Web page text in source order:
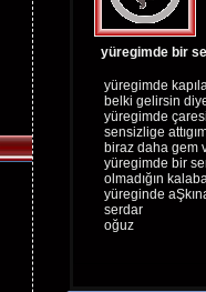
yüregimde bir
yüregimde
belki gelirsin
yüregimde
sensizlige
biraz daha gem
yüregimde bir
olmadığın
yüreginde
serdar
oğuz